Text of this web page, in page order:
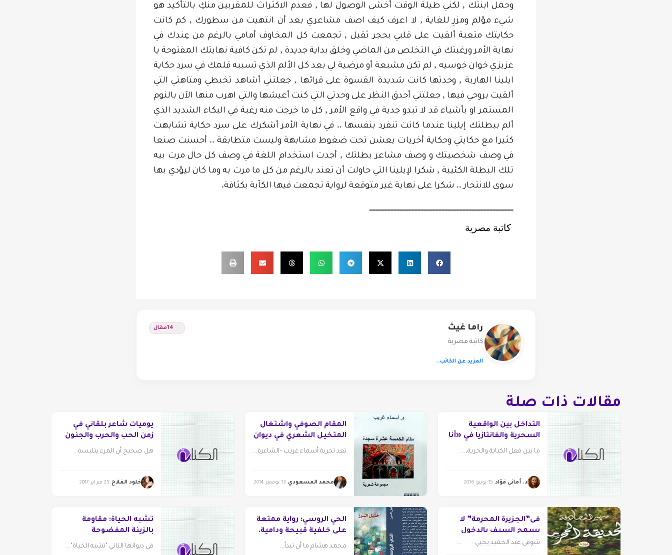
وحمل ابنتك , لكني طيلة الوقت أخشى الوصول لها , فعدم الاكتراث للمقربين منكِ بالتأكيد هو
شيء مؤلم ومزرِ للغاية , لا اعرف كيف اصف مشاعري بعد أن انتهيت من سطورك , كم كانت
حكايتك متعبة ألقيت على قلبي بحجر ثقيل , تجمعت كل المخاوف أمامي بالرغم من عِندك في
نهاية الأمر ورغبتك في التخلص من الماضي وخلق بداية جديدة , لم تكن كافية نهايتك المفتوحة يا
عزيزي خوان خوسيه , لم تكن مشبعة أو مرضية لي بعد كل الألم الذي تسببه قلمك في سرد حكاية
ايلينا الهاربة , وحدتها كانت شديدة القسوة على قرائها , جعلتني أشاهد تخبطي ومتاهتي التي
ألقيت بروحي فيها ,جعلتني أحدق النظر على وحدتي التي كنت أعيشها والتي اهرب منها الآن بالنوم
المستمر او بأشياء قد لا تبدو جدية في واقع الأمر , كل ما خرجت منه رغبة في البكاء الشديد الذي
ألم ببطلتك إيلينا عندما كانت تنفرد بنفسها .. في نهاية الأمر أشكرك على سرد حكاية تشابهت
كثيرا مع حكايتي وحكاية أخريات يعشن تحت ضغوط مشابهة وليست متطابقة .. أحسنت صنعا
في وصف شخصيتك و وصف مشاعر بطلتك , أجدت استخدام اللغة في وصف كل حال مرت بيه
تلك البطلة الكئيبة , شكرا لإيلينا التي حاولت أن تعند بالرغم من كل ما مرت به وما كان ليؤدي بها
سوى للانتحار.. شكرا على نهاية غير متوقعة لرواية تجمعت فيها الكآبة بكثافة.
ــــــــــــــــــــــــــــــــــــــــــــــــ
كاتبة مصرية
راما غيث 14مقال
كاتبة مصرية
المزيد عن الكاتب..
مقالات ذات صلة
التداخل بين الواقعية
السحرية والفانتازيا في «أنا
العالم»
ما بين فعل الكتابة والحرية،...
د. أمانى فؤاد 15 يونيو 2016
المقام الصوفي واشتغال
المتخيل الشعري في ديوان
“مقام الخمسة عشرة
تعد تجربة أسماء غريب –الشاعرة...
محمد المسعودي 13 نوفمبر 2014
يوميات شاعر بلقاني في
زمن الحب والحرب والجنون
هل صحيح أن المرء يتلبسه...
خلود الفلاح 25 فبراير 2017
فى”الجزيرة المحرمة” لا
يسمح السيف بالدخول
شوقى عبد الحميد يحيي ...
الحي الروسي: رواية ممتعة
على خلفية قبيحة ودامية.
محمد هشام ما أن تبدأ...
تشبه الحياة: مقاومة
بالزينة المفضوحة
في ديوانها الثاني "تشبه الحياة"...